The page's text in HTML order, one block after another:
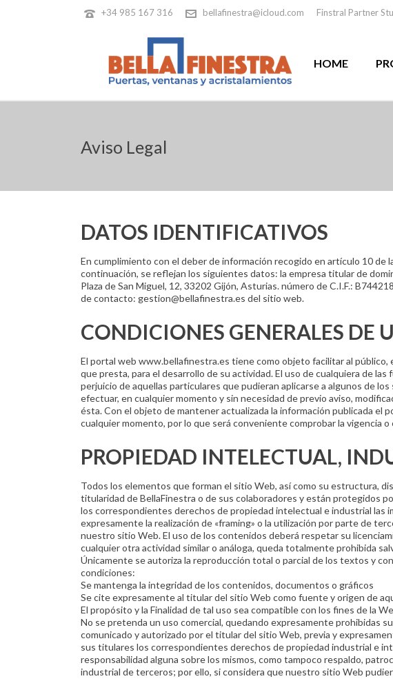
+34 985 167 316 bellafinestra@icloud.com Finstral Partner
HOME
Aviso Legal
DATOS IDENTIFICATIVOS
En cumplimiento con el deber de información recogido en artículo 10 de
continuación, se reflejan los siguientes datos: la empresa titular de
Plaza de San Miguel, 12, 33202 Gijón, Asturias. número de C.I.F.:
de contacto: gestion@bellafinestra.es del sitio web.
CONDICIONES GENERALES DE
El portal web www.bellafinestra.es tiene como objeto facilitar al
que presta, para el desarrollo de su actividad. El uso de cualquiera de
perjuicio de aquellas particulares que pudieran aplicarse a algunos de
efectuar, en cualquier momento y sin necesidad de previo aviso,
ésta. Con el objeto de mantener actualizada la información publicada el
cualquier momento, por lo que será conveniente comprobar la vigencia
PROPIEDAD INTELECTUAL,
Todos los elementos que forman el sitio Web, así como su estructura,
titularidad de BellaFinestra o de sus colaboradores y están protegidos
los correspondientes derechos de propiedad intelectual e industrial
expresamente la realización de «framing» o la utilización por parte de
nuestro sitio Web. El uso de los contenidos deberá respetar su
cualquier otra actividad similar o análoga, queda totalmente prohibida
Únicamente se autoriza la reproducción total o parcial de los textos y
condiciones:
Se mantenga la integridad de los contenidos, documentos o gráficos
Se cite expresamente al titular del sitio Web como fuente y origen de
El propósito y la Finalidad de tal uso sea compatible con los fines de la
No se pretenda un uso comercial, quedando expresamente prohibidas
comunicado y autorizado por el titular del sitio Web, previa y
sus titulares los correspondientes derechos de propiedad industrial e
responsabilidad alguna sobre los mismos, como tampoco respaldo,
industrial de terceros; por ello, si considera que nuestro sitio Web